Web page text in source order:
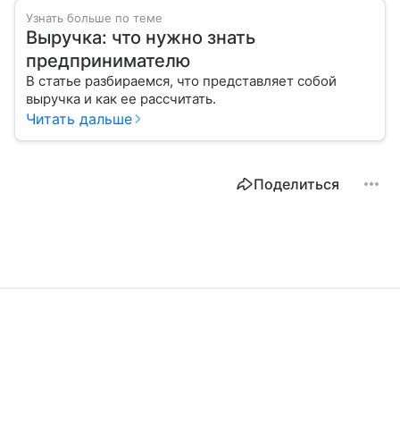
Узнать больше по теме
Выручка: что нужно знать
предпринимателю
В статье разбираемся, что представляет собой
выручка и как ее рассчитать.
Читать дальше
Поделиться